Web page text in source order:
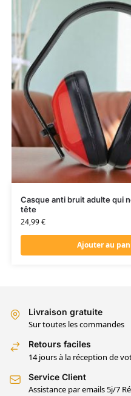
Casque anti bruit adulte qui
tête
24,99€
Ajouter au
Livraison gratuite
Sur toutes les commandes
Retours faciles
14 jours à la réception de
Service Client
Assistance par emails 5j/7